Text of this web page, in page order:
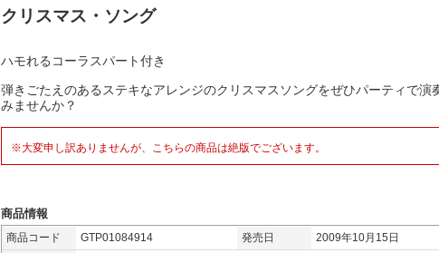
クリスマス・ソング
ハモれるコーラスパート付き
弾きごたえのあるステキなアレンジのクリスマスソングをぜひパーティで演
みませんか？
※大変申し訳ありませんが、こちらの商品は絶版でございます。
商品情報
商品コード GTP01084914 発売日
2009年10月15日